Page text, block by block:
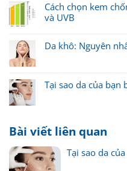
Cách chọn kem
và UVB
Da khô: Nguyên
Tại sao da của bạn
Bài viết liên quan
Tại sao da